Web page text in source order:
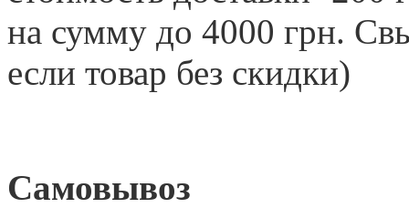
на сумму до 4000 грн.
если товар без скидки)
Самовывоз